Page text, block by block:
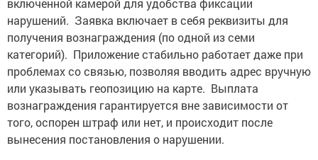
включенной камерой для удобства фиксации
нарушений. Заявка включает в себя реквизиты для
получения вознаграждения (по одной из семи
категорий). Приложение стабильно работает даже при
проблемах со связью, позволяя вводить адрес вручную
или указывать геопозицию на карте. Выплата
вознаграждения гарантируется вне зависимости от
того, оспорен штраф или нет, и происходит после
вынесения постановления о нарушении.